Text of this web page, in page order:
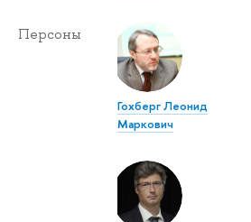
Персоны
Гохберг Леонид
Маркович